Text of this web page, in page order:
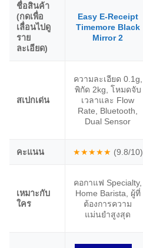
ชื่อสินค้า
(กดเพื่อ
เลื่อนไปดู
ราย
ละเอียด)
Easy E-Receipt
Timemore Black
Mirror 2
สเปกเด่น
ความละเอียด 0.1g,
พิกัด 2kg, โหมดจับ
เวลาและ Flow
Rate, Bluetooth,
Dual Sensor
คะแนน ★★★★★ (9.8/10)
เหมาะกับ
ใคร
คอกาแฟ Specialty,
Home Barista, ผู้ที่
ต้องการความ
แม่นยำสูงสุด